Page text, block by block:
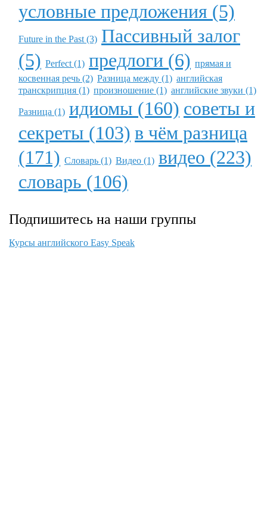
условные предложения (5)
Future in the Past (3) Пассивный залог
(5) Perfect (1) предлоги (6) прямая и
косвенная речь (2) Разница между (1) английская
транскрипция (1) произношение (1) английские звуки (1)
Разница (1) идиомы (160) советы и
секреты (103) в чём разница
(171) Словарь (1) Видео (1) видео (223)
словарь (106)
Подпишитесь на наши группы
Курсы английского Easy Speak